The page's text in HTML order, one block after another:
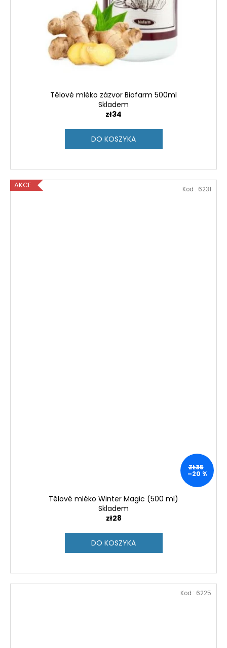
Tělové mléko zázvor Biofarm 500ml
Skladem
zł34
DO KOSZYKA
AKCE
ZŁ35
–20 %
Tělové mléko Winter Magic (500 ml)
Skladem
zł28
DO KOSZYKA
Kod : 6231
Kod : 6225